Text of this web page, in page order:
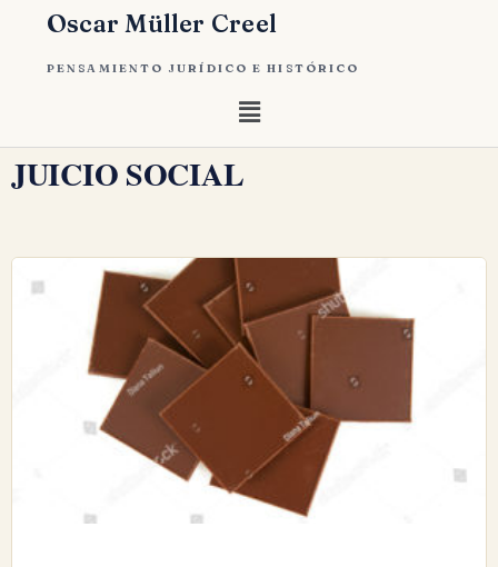
Oscar Müller Creel
PENSAMIENTO JURÍDICO E HISTÓRICO
JUICIO SOCIAL